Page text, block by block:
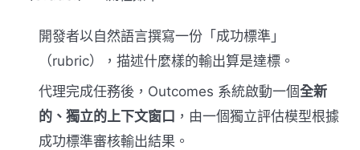
開發者以自然語言撰寫一份「成功標準」
（rubric），描述什麼樣的輸出算是達標。
代理完成任務後，Outcomes 系統啟動一個全新
的、獨立的上下文窗口 ，由一個獨立評估模型根據
成功標準審核輸出結果。